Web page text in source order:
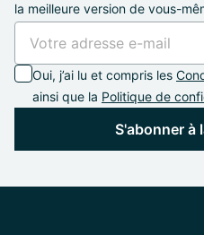
la meilleure version de vous-
Oui, j’ai lu et compris les
ainsi que la Politique de
S'abonner à